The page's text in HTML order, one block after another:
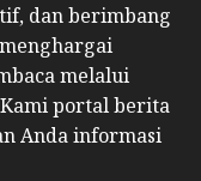
dan berimbang
melalui
portal berita
Anda informasi